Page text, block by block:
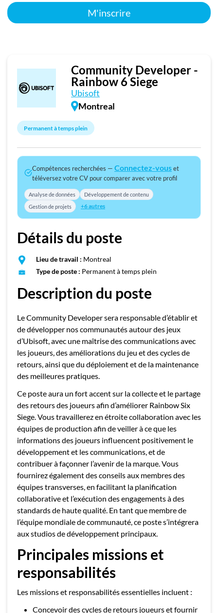
M'inscrire
Community Developer -
Rainbow 6 Siege
Ubisoft
Montreal
Permanent à temps plein
Compétences recherchées — Connectez-vouset
téléversez votre CV pour comparer avec votre profil
Analyse de données
Développement de contenu
Gestion de projets
+6 autres
Détails du poste
Lieu de travail : Montreal
Type de poste : Permanent à temps plein
Description du poste
Le Community Developer sera responsable d’établir et
de développer nos communautés autour des jeux
d’Ubisoft, avec une maîtrise des communications avec
les joueurs, des améliorations du jeu et des cycles de
retours, ainsi que du déploiement et de la maintenance
des meilleures pratiques.
Ce poste aura un fort accent sur la collecte et le partage
des retours des joueurs afin d’améliorer Rainbow Six
Siege. Vous travaillerez en étroite collaboration avec les
équipes de production afin de veiller à ce que les
informations des joueurs influencent positivement le
développement et les communications, et de
contribuer à façonner l’avenir de la marque. Vous
fournirez également des conseils aux membres des
équipes transverses, en facilitant la planification
collaborative et l’exécution des engagements à des
standards de haute qualité. En tant que membre de
l’équipe mondiale de communauté, ce poste s’intégrera
aux studios de développement principaux.
Principales missions et
responsabilités
Les missions et responsabilités essentielles incluent :
Concevoir des cycles de retours joueurs et fournir